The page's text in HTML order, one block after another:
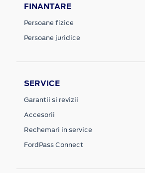
FINANTARE
Persoane fizice
Persoane juridice
SERVICE
Garantii si revizii
Accesorii
Rechemari in service
FordPass Connect